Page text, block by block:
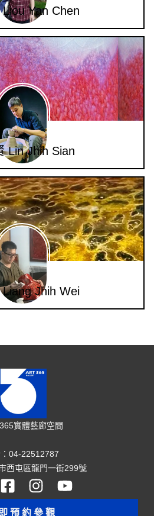
Yan Chen
Lin Jhih Sian
Jhih Wei
實體藝廊空間
04-22512787
西屯區龍門一街299號
預約參觀